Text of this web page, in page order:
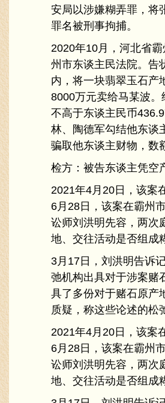
安局以涉嫌糊弄罪，将
罪名被刑事拘捕。
2020年10月，河北省
州市东谈主民法院。告
内，将一块翡翠玉石产
8000万元卖给马某波
不高于东谈主民币
林、陶德军勾结他东谈
骗取他东谈主财物，数
检方：被告东谈主凭空
2021年4月20日，该案
6月28日，该案在霸州
讼师刘洪明先容，两次
地、交往活动是否组成
3月17日，刘洪明告诉
弛机构出具对于涉案赌
具了多份对于赌石原产
质疑，称这些论述的松
2021年4月20日，该案
6月28日，该案在霸州
讼师刘洪明先容，两次
地、交往活动是否组成